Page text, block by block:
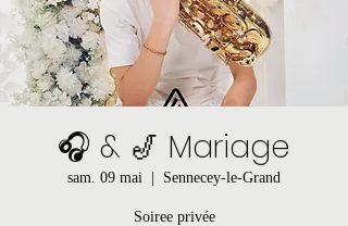
🎧 & 🎷 Mariage
sam. 09 mai
  |
Sennecey-le-Grand
Soiree privée